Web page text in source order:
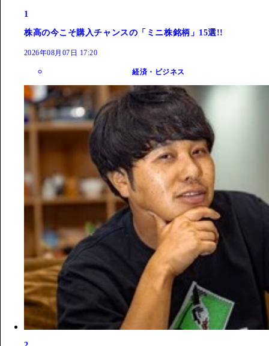
1
株高の今こそ購入チャンスの「ミニ株銘柄」15選!!
2026年08月07日 17:20
経済・ビジネス